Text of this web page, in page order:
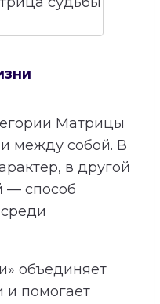
Матрицы
между собой. В
в другой
— способ
объединяет
и помогает